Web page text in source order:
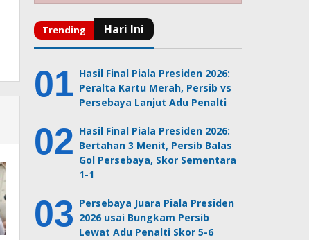
Hasil Final Piala Presiden 2026:
Peralta Kartu Merah, Persib vs
Persebaya Lanjut Adu Penalti
Hasil Final Piala Presiden 2026:
Bertahan 3 Menit, Persib Balas
Gol Persebaya, Skor Sementara
1-1
Persebaya Juara Piala Presiden
2026 usai Bungkam Persib
Lewat Adu Penalti Skor 5-6